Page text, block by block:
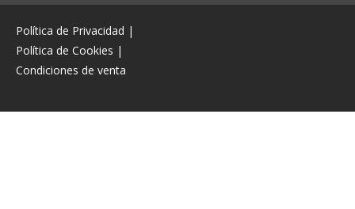
Política de Privacidad |
Política de Cookies |
Condiciones de venta